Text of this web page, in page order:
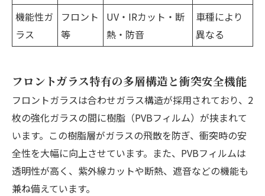
機能性ガ
ラス
フロント
等
UV・IRカット・断
熱・防音
車種により
異なる
フロントガラス特有の多層構造と衝突安全機能
フロントガラスは合わせガラス構造が採用されており、2
枚の強化ガラスの間に樹脂（PVBフィルム）が挟まれて
います。この樹脂層がガラスの飛散を防ぎ、衝突時の安
全性を大幅に向上させています。また、PVBフィルムは
透明性が高く、紫外線カットや断熱、遮音などの機能も
兼ね備えています。